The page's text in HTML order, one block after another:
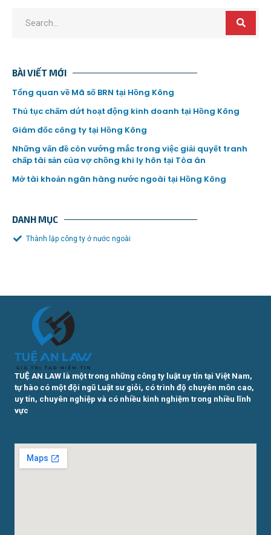
BÀI VIẾT MỚI
Tổng quan về Mã số BRN tại Hồng Kông
Thủ tục chấm dứt hoạt động kinh doanh tại Hồng Kông
Giám đốc công ty tại Hồng Kông
Những vấn đề còn vướng mắc trong việc giải quyết tranh
chấp tài sản của vợ chồng khi ly hôn tại Tòa án
Mở tài khoản ngân hàng nước ngoài tại Hồng Kông
DANH MỤC
Thành lập công ty ở nước ngoài
TUỆ AN LAW là một trong những công ty luật uy tín tại Việt Nam,
tự hào có một đội ngũ Luật sư giỏi, có trình độ chuyên môn cao,
uy tín, chuyên nghiệp và có nhiều kinh nghiệm trong nhiều lĩnh
vực